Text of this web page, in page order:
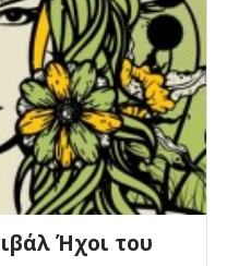
Ήχοι του